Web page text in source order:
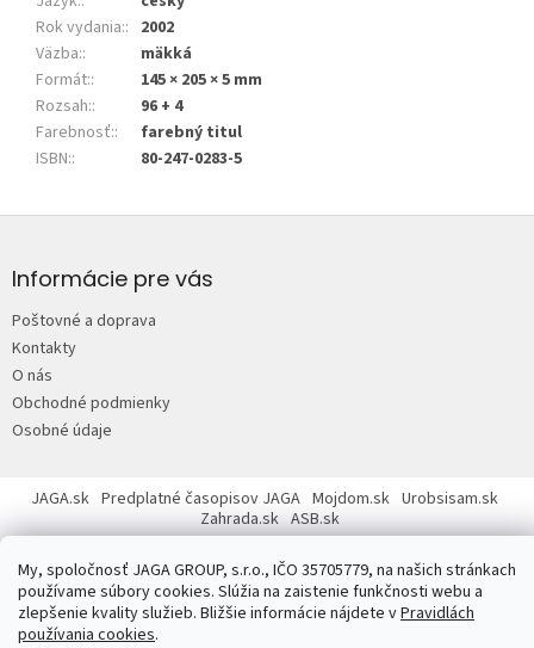
My, spoločnosť JAGA GROUP, s.r.o., IČO 35705779, na našich stránkach
používame súbory cookies. Slúžia na zaistenie funkčnosti webu a
zlepšenie kvality služieb. Bližšie informácie nájdete vPravidlách
používania cookies.
Rok vydania:: 2002
Väzba::
mäkká
Formát::
145 × 205 × 5 mm
Rozsah::
96 + 4
Farebnosť::
farebný titul
ISBN:: 80-247-0283-5
p
e
Informácie pre vás
Poštovné a doprava
Kontakty
O nás
Obchodné podmienky
Osobné údaje
JAGA.sk Predplatné časopisov JAGA Mojdom.sk Urobsisam.sk
Zahrada.sk ASB.sk